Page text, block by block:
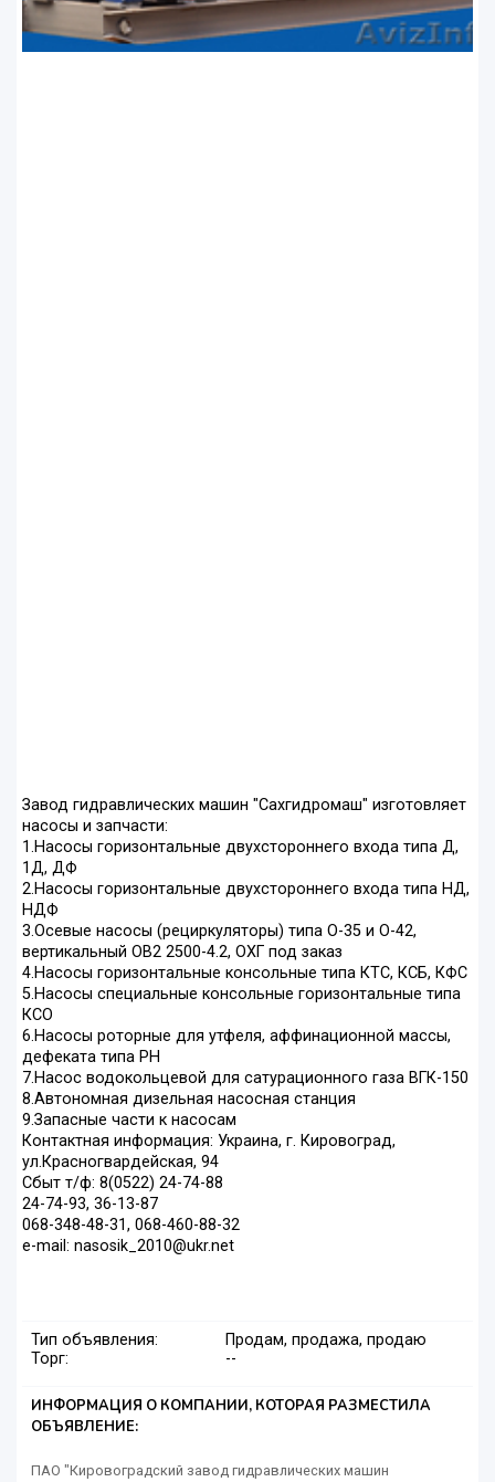
Завод гидравлических машин "Сахгидромаш" изготовляет
насосы и запчасти:
1.Насосы горизонтальные двухстороннего входа типа Д,
1Д, ДФ
2.Насосы горизонтальные двухстороннего входа типа НД,
НДФ
3.Осевые насосы (рециркуляторы) типа О-35 и О-42,
вертикальный ОВ2 2500-4.2, ОХГ под заказ
4.Насосы горизонтальные консольные типа КТС, КСБ, КФС
5.Насосы специальные консольные горизонтальные типа
КСО
6.Насосы роторные для утфеля, аффинационной массы,
дефеката типа РH
7.Насос водокольцевой для сатурационного газа ВГК-150
8.Автономная дизельная насосная станция
9.Запасные части к насосам
Контактная информация: Украина, г. Кировоград,
ул.Красногвардейская, 94
Сбыт т/ф: 8(0522) 24-74-88
24-74-93, 36-13-87
068-348-48-31, 068-460-88-32
e-mail: nasosik_2010@ukr.net
Тип объявления:
Продам, продажа, продаю
Торг:
--
ИНФОРМАЦИЯ О КОМПАНИИ, КОТОРАЯ РАЗМЕСТИЛА
ОБЪЯВЛЕНИЕ:
ПАО "Кировоградский завод гидравлических машин